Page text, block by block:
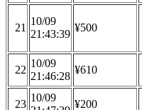
21
10/09
21:43:39
¥500
22
10/09
21:46:28
¥610
23
10/09
¥200